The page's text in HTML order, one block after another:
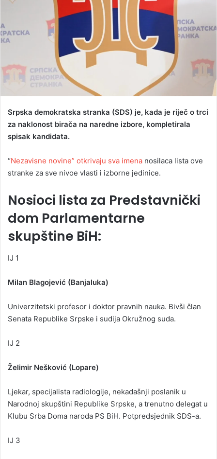
m
Srpska demokratska stranka (SDS) je, kada je riječ o trci
za naklonost birača na naredne izbore, kompletirala
spisak kandidata.
“Nezavisne novine” otkrivaju sva imena nosilaca lista ove
stranke za sve nivoe vlasti i izborne jedinice.
Nosioci lista za Predstavnički
dom Parlamentarne
skupštine BiH:
IJ 1
Milan Blagojević (Banjaluka)
Univerzitetski profesor i doktor pravnih nauka. Bivši član
Senata Republike Srpske i sudija Okružnog suda.
IJ 2
Želimir Nešković (Lopare)
Ljekar, specijalista radiologije, nekadašnji poslanik u
Narodnoj skupštini Republike Srpske, a trenutno delegat u
Klubu Srba Doma naroda PS BiH. Potpredsjednik SDS-a.
IJ 3